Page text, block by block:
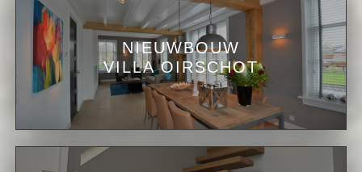
NIEUWBOUW
VILLA OIRSCHOT